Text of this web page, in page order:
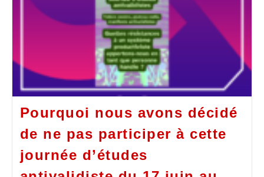
Pourquoi nous avons décidé
de ne pas participer à cette
journée d’études